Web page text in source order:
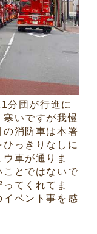
分団が行進に
いですが我慢
の消防車は本署
っきりなしに
車が通りま
ことではないで
てくれてま
ベント事を感